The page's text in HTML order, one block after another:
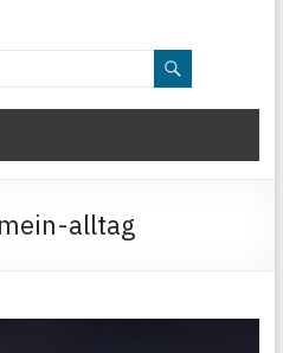
alltag